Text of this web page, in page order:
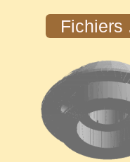
Fichiers